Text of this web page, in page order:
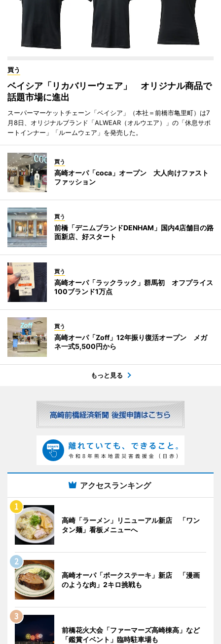
買う
ベイシア「リカバリーウェア」 オリジナル商品で
話題市場に進出
スーパーマーケットチェーン「ベイシア」（本社＝前橋市亀里町）は7
月8日、オリジナルブランド「ALWEAR（オルウエア）」の「休息サポ
ートインナー」「ルームウェア」を発売した。
買う
高崎オーパ「coca」オープン 大人向けファスト
ファッション
買う
前橋「デニムブランドDENHAM」国内4店舗目の路
面新店、好スタート
買う
高崎オーパ「ラックラック」群馬初 オフプライス
100ブランド1万点
買う
高崎オーパ「Zoff」12年振り復活オープン メガ
ネ一式5,500円から
もっと見る
アクセスランキング
高崎「ラーメン」リニューアル新店 「ワン
タン麺」看板メニューへ
高崎オーパ「ポークステーキ」新店 「漫画
のような肉」2キロ挑戦も
前橋花火大会「ファーマーズ高崎棟高」など
「鑑賞イベント」臨時駐車場も